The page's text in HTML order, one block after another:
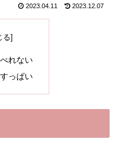
2023.04.11 2023.12.07
れない
っぱい